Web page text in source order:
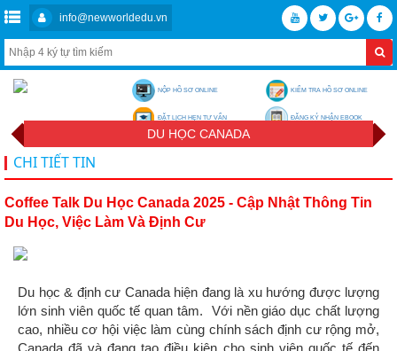
info@newworldedu.vn
NỘP HỒ SƠ ONLINE KIỂM TRA HỒ SƠ ONLINE
ĐẶT LỊCH HẸN TƯ VẤN ĐĂNG KÝ NHẬN EBOOK
DU HỌC CANADA
CHI TIẾT TIN
Coffee Talk Du Học Canada 2025 - Cập Nhật Thông Tin
Du Học, Việc Làm Và Định Cư
Du học & định cư Canada hiện đang là xu hướng được lượng
lớn sinh viên quốc tế quan tâm. Với nền giáo dục chất lượng
cao, nhiều cơ hội việc làm cùng chính sách định cư rộng mở,
Canada đã và đang tạo điều kiện cho sinh viên quốc tế đến